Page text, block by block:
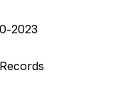
2023